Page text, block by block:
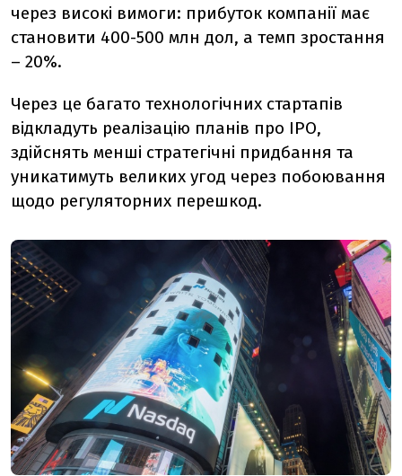
через високі вимоги: прибуток компанії має
становити 400-500 млн дол, а темп зростання
– 20%.
Через це багато технологічних стартапів
відкладуть реалізацію планів про IPO,
здійснять менші стратегічні придбання та
уникатимуть великих угод через побоювання
щодо регуляторних перешкод.